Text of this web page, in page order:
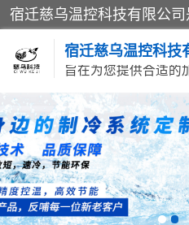
宿迁慈乌温控科技
旨在为您提供合适的
冷水机
导热油加热器